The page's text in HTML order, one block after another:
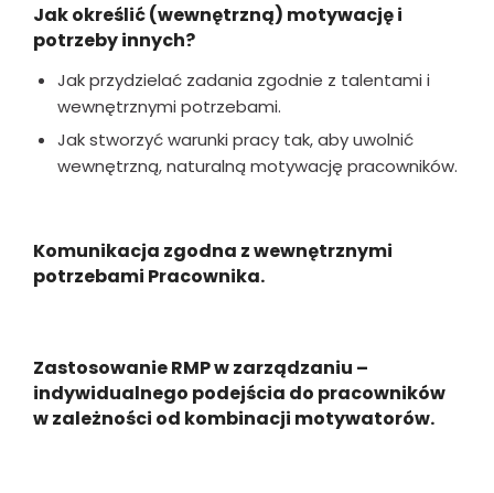
Jak określić (wewnętrzną) motywację i
potrzeby innych?
Jak przydzielać zadania zgodnie z talentami i
wewnętrznymi potrzebami.
Jak stworzyć warunki pracy tak, aby uwolnić
wewnętrzną, naturalną motywację pracowników.
Komunikacja zgodna z wewnętrznymi
potrzebami Pracownika.
Zastosowanie RMP w zarządzaniu –
indywidualnego podejścia do pracowników
w zależności od kombinacji motywatorów.